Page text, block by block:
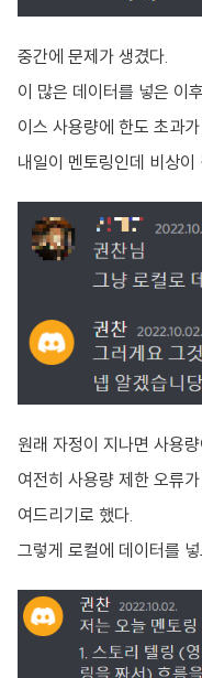
중간에 문제가 생겼다.
이 많은 데이터를 넣은 이
이스 사용량에 한도 초과
내일이 멘토링인데 비상
원래 자정이 지나면 사용
여전히 사용량 제한 오류
여드리기로 했다.
그렇게 로컬에 데이터를